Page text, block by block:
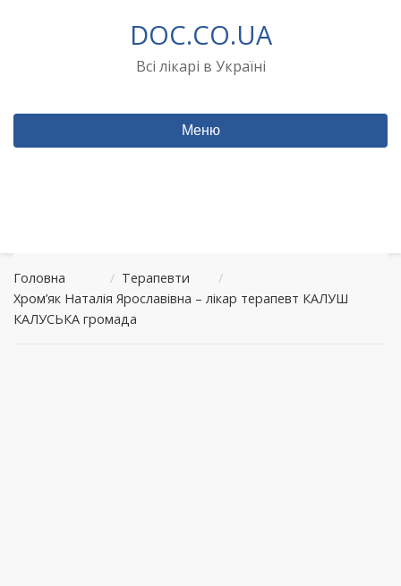
DOC.CO.UA
Всі лікарі в Україні
Меню
Головна / Терапевти
/
Хром’як Наталія Ярославівна – лікар терапевт КАЛУШ
КАЛУСЬКА громада